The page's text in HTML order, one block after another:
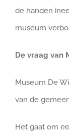
de handen
museum
De vraag van
Museum De
van de
Het gaat om